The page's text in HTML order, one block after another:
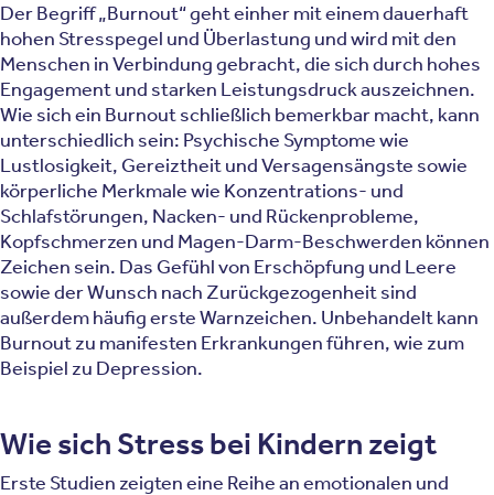
Der Begriff „Burnout“ geht einher mit einem dauerhaft
hohen Stresspegel und Überlastung und wird mit den
Menschen in Verbindung gebracht, die sich durch hohes
Engagement und starken Leistungsdruck auszeichnen.
Wie sich ein Burnout schließlich bemerkbar macht, kann
unter­schiedlich sein: Psychische Symptome wie
Lustlosigkeit, Gereiztheit und Versagensängste sowie
körperliche Merkmale wie Konzentrations- und
Schlafstörungen, Nacken- und Rückenprobleme,
Kopfschmerzen und Magen-Darm-Beschwerden können
Zeichen sein. Das Gefühl von Erschöpfung und Leere
sowie der Wunsch nach Zurückgezogenheit sind
außerdem häufig erste Warnzeichen. Unbehandelt kann
Burnout zu manifesten Erkrankungen führen, wie zum
Beispiel zu Depression.
Wie sich Stress bei Kindern zeigt
Erste Studien zeigten eine Reihe an emotionalen und